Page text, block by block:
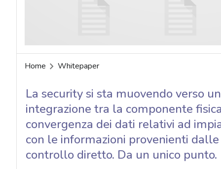
Home Whitepaper
La security si sta muovendo verso
integrazione tra la componente
convergenza dei dati relativi ad
con le informazioni provenienti
controllo diretto. Da un unico punto.